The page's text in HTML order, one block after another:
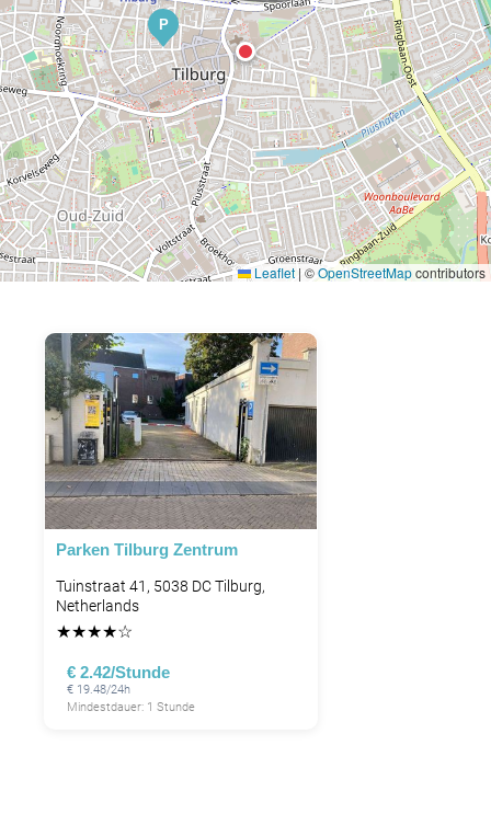
P
Leaflet | ©OpenStreetMapcontributors
Parken Tilburg Zentrum
Tuinstraat 41, 5038 DC Tilburg,
Netherlands
★★★★☆
€ 2.42/Stunde
€ 19.48/24h
Mindestdauer: 1 Stunde